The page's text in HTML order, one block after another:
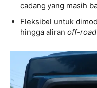
cadang yang masih
Fleksibel untuk
hingga aliran off-road